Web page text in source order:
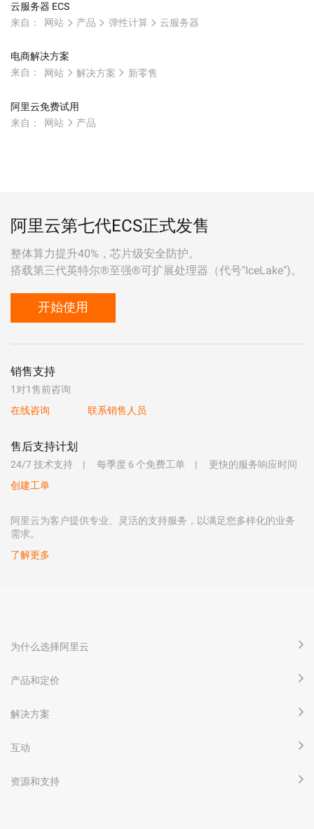
云服务器 ECS
来自：
网站 产品 弹性计算 云服务器
电商解决方案
来自：
网站 解决方案 新零售
阿里云免费试用
来自：
网站 产品
阿里云第七代ECS正式发售
整体算力提升40%，芯片级安全防护。
搭载第三代英特尔®至强®可扩展处理器（代号"IceLake")。
开始使用
销售支持
1对1售前咨询
在线咨询
联系销售人员
售后支持计划
24/7 技术支持 每季度 6 个免费工单
更快的服务响应时间
创建工单
阿里云为客户提供专业、灵活的支持服务，以满足您多样化的业务
需求。
了解更多
为什么选择阿里云
产品和定价
解决方案
互动
资源和支持